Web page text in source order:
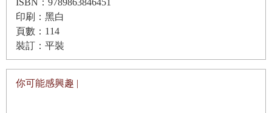
16 越南戰爭紀念碑／美國華盛頓特區 Vietnam Veterans
Memorial
18 女巫審判案受害者紀念館／挪威瓦爾德 Steilneset
政治宣言。
《神曲》是公認的經典史詩文學，其傳達的抽象哲學精神象
徵了義大利文化精華，由但丁自述從黑暗的迷失森林到地
獄、煉獄和天堂的旅程。《神曲》描述了人穿越層層迷惘與
苦難，最終上升至真至善境界的歷程。但丁在經歷地獄和煉
印刷：黑白
頁數：114
裝訂：平裝
你可能感興趣 |